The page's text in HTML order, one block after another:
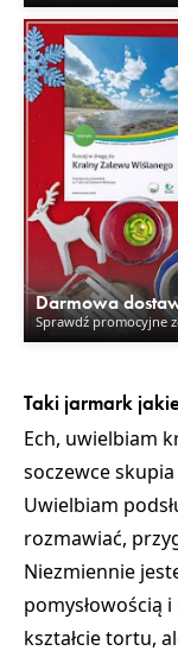
Darmowa
Sprawdź promocyjne
Taki jarmark
Ech, uwielbiam
soczewce skupia
Uwielbiam
rozmawiać,
Niezmiennie
pomysłowością
kształcie tortu,